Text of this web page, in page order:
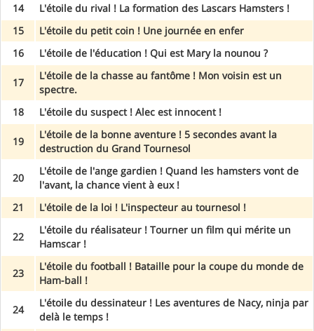
14
L'étoile du rival ! La formation des Lascars Hamsters !
15
L'étoile du petit coin ! Une journée en enfer
16
L'étoile de l'éducation ! Qui est Mary la nounou ?
17
L'étoile de la chasse au fantôme ! Mon voisin est un
spectre.
18
L'étoile du suspect ! Alec est innocent !
19
L'étoile de la bonne aventure ! 5 secondes avant la
destruction du Grand Tournesol
20
L'étoile de l'ange gardien ! Quand les hamsters vont de
l'avant, la chance vient à eux !
21
L'étoile de la loi ! L'inspecteur au tournesol !
22
L'étoile du réalisateur ! Tourner un film qui mérite un
Hamscar !
23
L'étoile du football ! Bataille pour la coupe du monde de
Ham-ball !
24
L'étoile du dessinateur ! Les aventures de Nacy, ninja par
delà le temps !